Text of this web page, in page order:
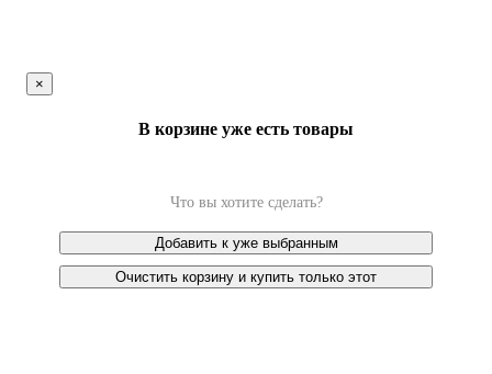
×
В корзине уже есть товары
Что вы хотите сделать?
Добавить к уже выбранным
Очистить корзину и купить только этот